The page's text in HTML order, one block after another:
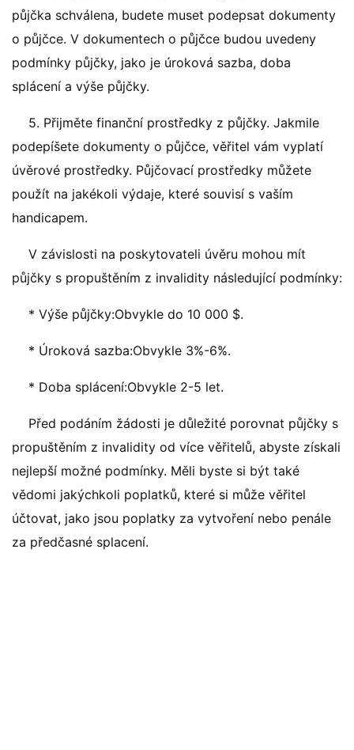
půjčka schválena, budete muset podepsat dokumenty
o půjčce. V dokumentech o půjčce budou uvedeny
podmínky půjčky, jako je úroková sazba, doba
splácení a výše půjčky.
5. Přijměte finanční prostředky z půjčky. Jakmile
podepíšete dokumenty o půjčce, věřitel vám vyplatí
úvěrové prostředky. Půjčovací prostředky můžete
použít na jakékoli výdaje, které souvisí s vaším
handicapem.
V závislosti na poskytovateli úvěru mohou mít
půjčky s propuštěním z invalidity následující podmínky:
* Výše ​​půjčky:Obvykle do 10 000 $.
* Úroková sazba:Obvykle 3%-6%.
* Doba splácení:Obvykle 2-5 let.
Před podáním žádosti je důležité porovnat půjčky s
propuštěním z invalidity od více věřitelů, abyste získali
nejlepší možné podmínky. Měli byste si být také
vědomi jakýchkoli poplatků, které si může věřitel
účtovat, jako jsou poplatky za vytvoření nebo penále
za předčasné splacení.